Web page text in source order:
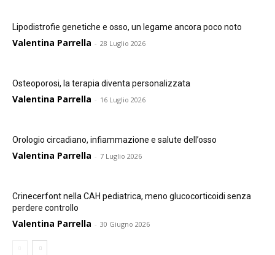
Lipodistrofie genetiche e osso, un legame ancora poco noto
Valentina Parrella - 28 Luglio 2026
Osteoporosi, la terapia diventa personalizzata
Valentina Parrella - 16 Luglio 2026
Orologio circadiano, infiammazione e salute dell’osso
Valentina Parrella - 7 Luglio 2026
Crinecerfont nella CAH pediatrica, meno glucocorticoidi senza
perdere controllo
Valentina Parrella - 30 Giugno 2026